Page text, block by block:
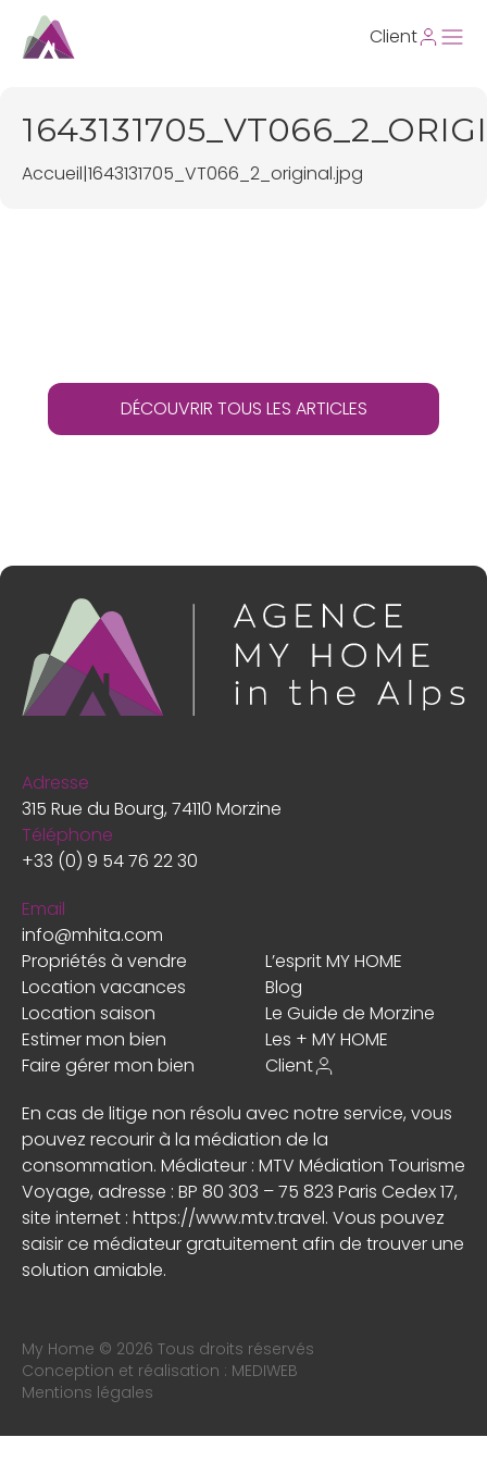
Client
Accueil|1643131705_VT066_2_original.jpg
DÉCOUVRIR TOUS LES ARTICLES
Propriétés à vendre
L’esprit MY HOME
Location vacances
Blog
Location saison
Le Guide de Morzine
Estimer mon bien
Les + MY HOME
Faire gérer mon bien
Client
Adresse
315 Rue du Bourg, 74110 Morzine
Téléphone
+33 (0) 9 54 76 22 30
Email
info@mhita.com
En cas de litige non résolu avec notre service, vous
pouvez recourir à la médiation de la
consommation. Médiateur : MTV Médiation Tourisme
Voyage, adresse : BP 80 303 – 75 823 Paris Cedex 17,
site internet : https://www.mtv.travel. Vous pouvez
saisir ce médiateur gratuitement afin de trouver une
solution amiable.
My Home © 2026 Tous droits réservés
Conception et réalisation : MEDIWEB
Mentions légales